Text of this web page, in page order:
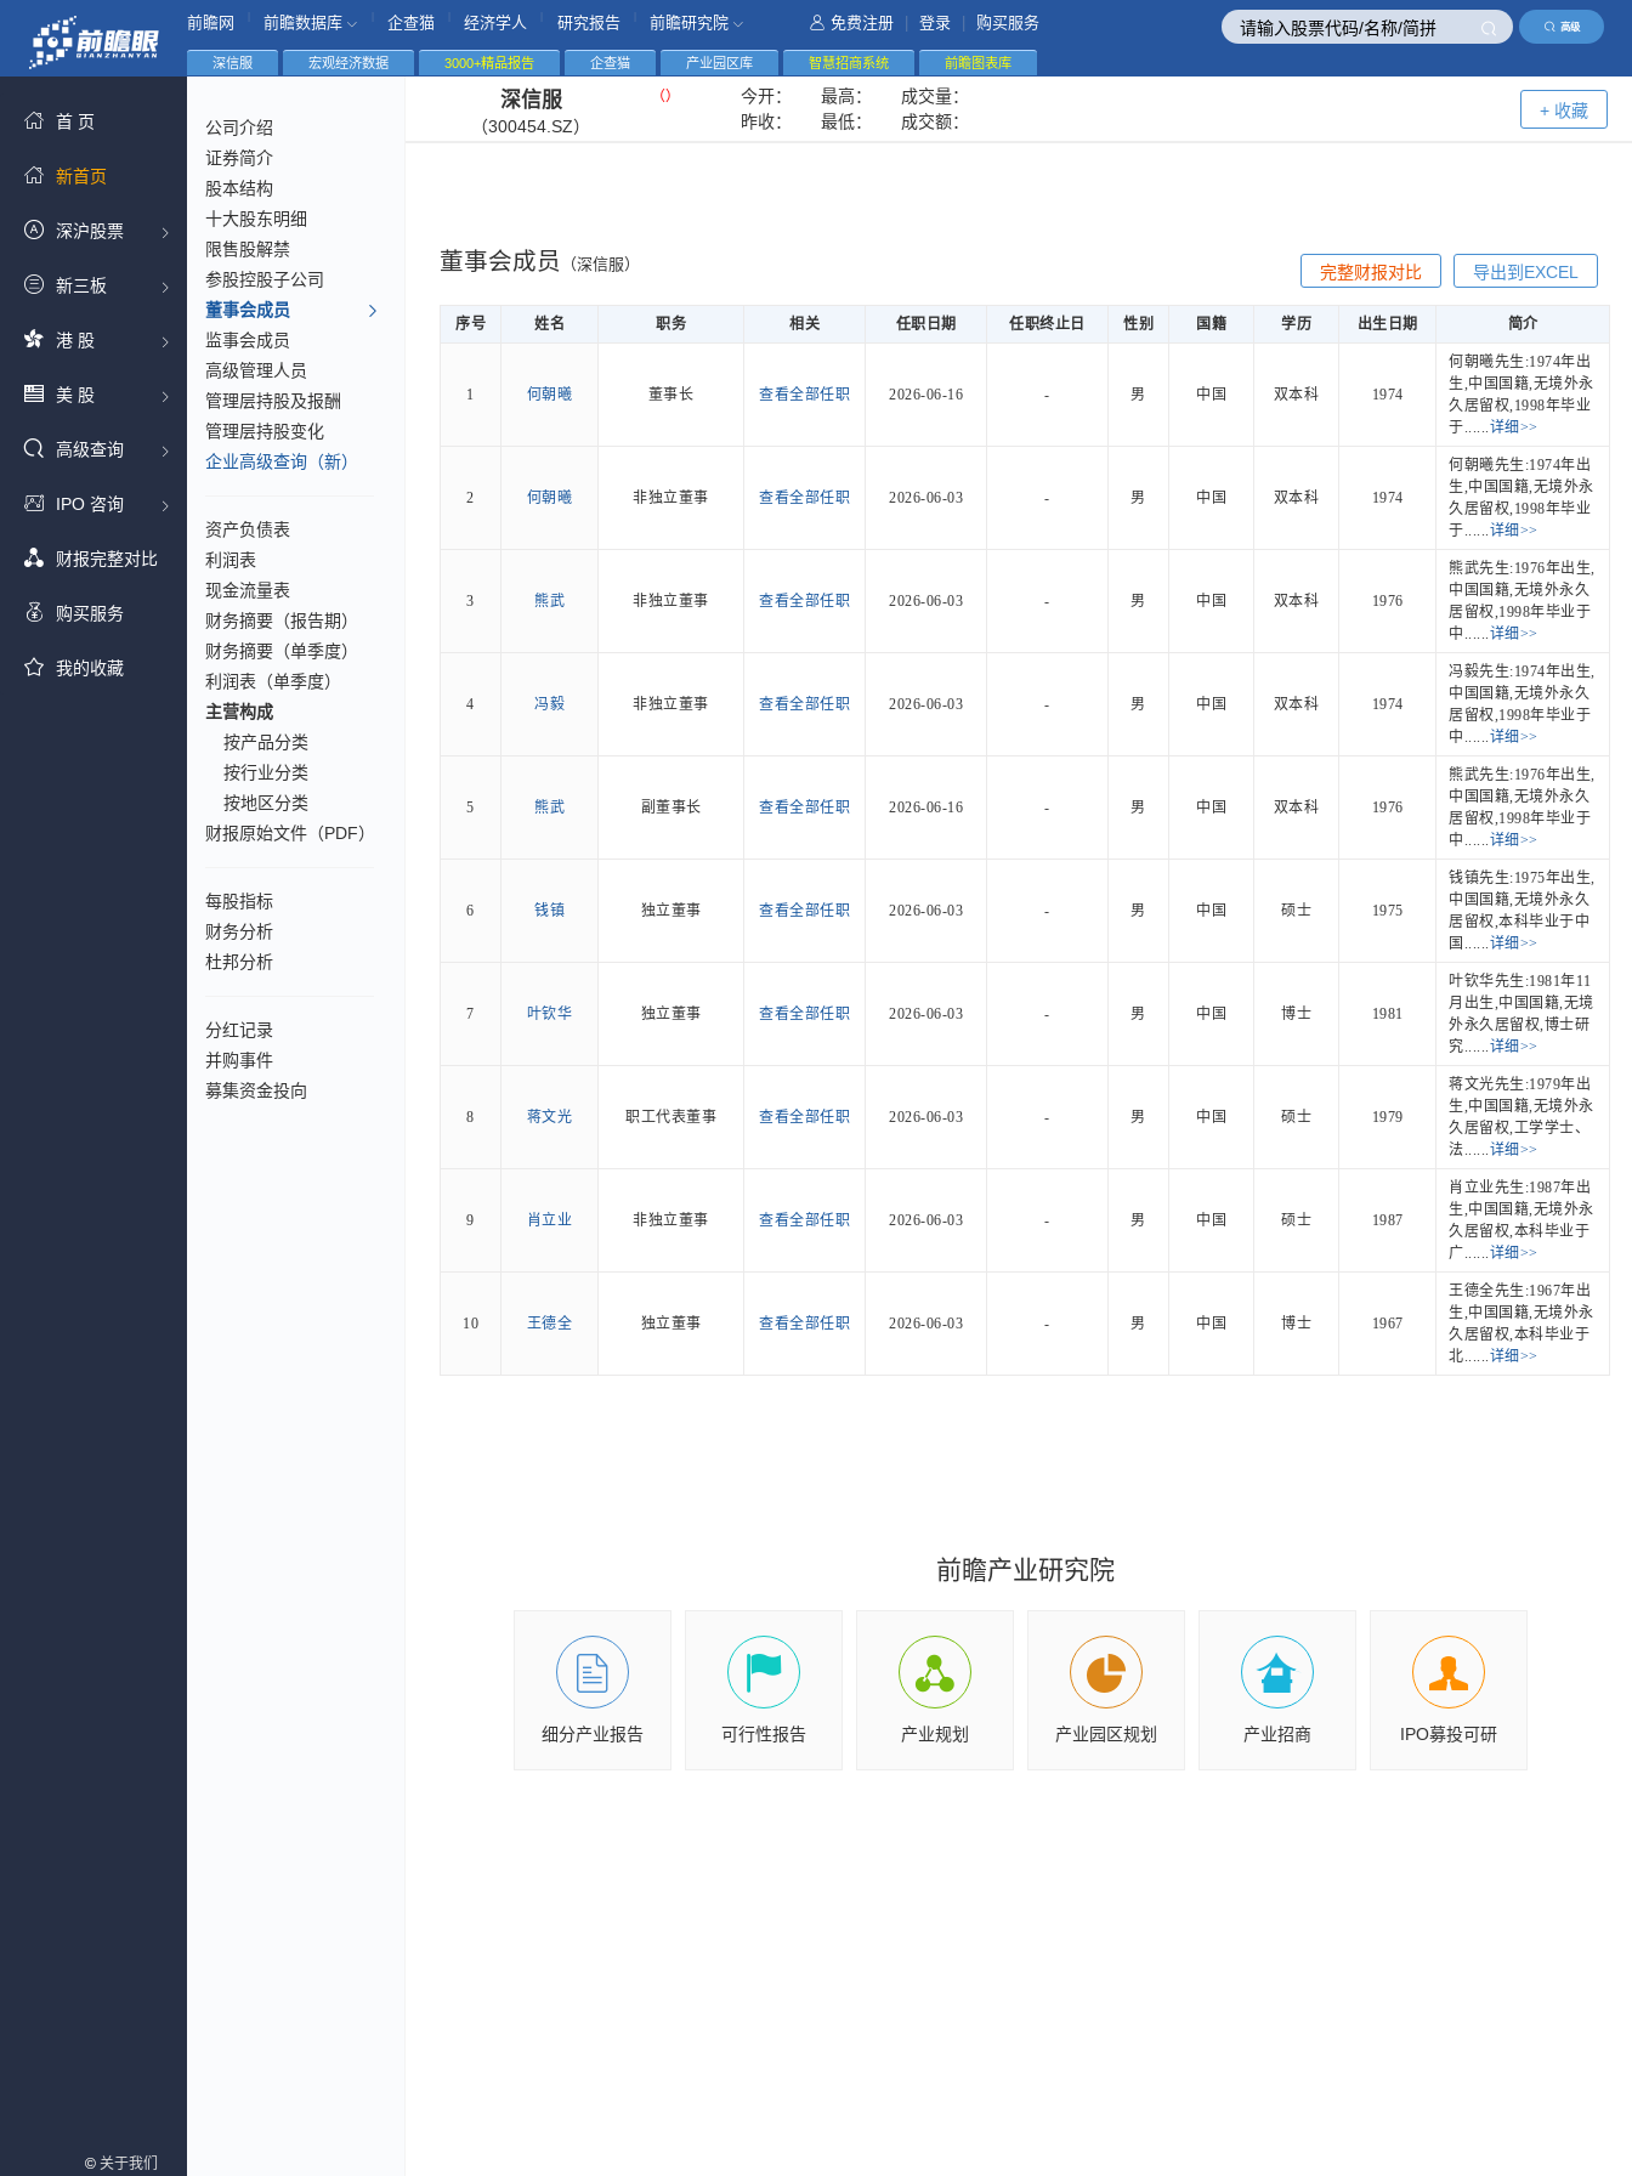
高级
前瞻网 前瞻数据库 企查猫 经济学人 研究报告 前瞻研究院 免费注册 登录 购买服务
首 页
新首页
深沪股票
新三板
港 股
美 股
高级查询
IPO 咨询
财报完整对比
购买服务
我的收藏
深信服 宏观经济数据 3000+精品报告 企查猫 产业园区库 智慧招商系统 前瞻图表库
公司介绍
证券简介
股本结构
十大股东明细
限售股解禁
参股控股子公司
董事会成员
监事会成员
高级管理人员
管理层持股及报酬
管理层持股变化
企业高级查询（新）
资产负债表
利润表
现金流量表
财务摘要（报告期）
财务摘要（单季度）
利润表（单季度）
主营构成
按产品分类
按行业分类
按地区分类
财报原始文件（PDF）
每股指标
财务分析
杜邦分析
分红记录
并购事件
募集资金投向
深信服
（300454.SZ）
（） 今开： 最高：
成交量：
昨收：
最低： 成交额：
+ 收藏
董事会成员 （深信服） 导出到EXCEL
完整财报对比
序号 姓名 职务 相关 任职日期 任职终止日 性别 国籍 学历 出生日期 简介
1 何朝曦 董事长 查看全部任职 2026-06-16 - 男 中国 双本科 1974
何朝曦先生:1974年出
生,中国国籍,无境外永
久居留权,1998年毕业
于......详细>>
2 何朝曦 非独立董事 查看全部任职 2026-06-03 - 男 中国 双本科 1974
何朝曦先生:1974年出
生,中国国籍,无境外永
久居留权,1998年毕业
于......详细>>
3 熊武 非独立董事 查看全部任职 2026-06-03 - 男 中国 双本科 1976
熊武先生:1976年出生,
中国国籍,无境外永久
居留权,1998年毕业于
中......详细>>
4 冯毅 非独立董事 查看全部任职 2026-06-03 - 男 中国 双本科 1974
冯毅先生:1974年出生,
中国国籍,无境外永久
居留权,1998年毕业于
中......详细>>
5 熊武 副董事长 查看全部任职 2026-06-16 - 男 中国 双本科 1976
熊武先生:1976年出生,
中国国籍,无境外永久
居留权,1998年毕业于
中......详细>>
6 钱镇 独立董事 查看全部任职 2026-06-03 - 男 中国 硕士 1975
钱镇先生:1975年出生,
中国国籍,无境外永久
居留权,本科毕业于中
国......详细>>
7 叶钦华 独立董事 查看全部任职 2026-06-03 - 男 中国 博士 1981
叶钦华先生:1981年11
月出生,中国国籍,无境
外永久居留权,博士研
究......详细>>
8 蒋文光 职工代表董事 查看全部任职 2026-06-03 - 男 中国 硕士 1979
蒋文光先生:1979年出
生,中国国籍,无境外永
久居留权,工学学士、
法......详细>>
9 肖立业 非独立董事 查看全部任职 2026-06-03 - 男 中国 硕士 1987
肖立业先生:1987年出
生,中国国籍,无境外永
久居留权,本科毕业于
广......详细>>
10 王德全 独立董事 查看全部任职 2026-06-03 - 男 中国 博士 1967
王德全先生:1967年出
生,中国国籍,无境外永
久居留权,本科毕业于
北......详细>>
前瞻产业研究院
细分产业报告 可行性报告 产业规划 产业园区规划 产业招商 IPO募投可研
©
© 关于我们